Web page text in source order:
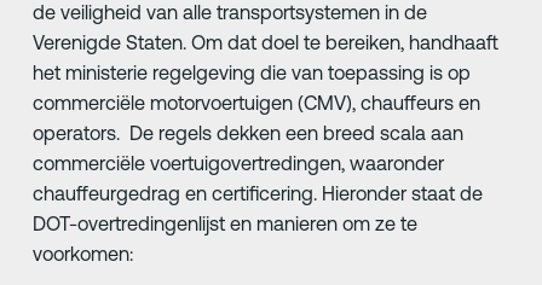
de veiligheid van alle transportsystemen in de
Verenigde Staten. Om dat doel te bereiken, handhaaft
het ministerie regelgeving die van toepassing is op
commerciële motorvoertuigen (CMV), chauffeurs en
operators. De regels dekken een breed scala aan
commerciële voertuigovertredingen, waaronder
chauffeurgedrag en certificering. Hieronder staat de
DOT-overtredingenlijst en manieren om ze te
voorkomen: